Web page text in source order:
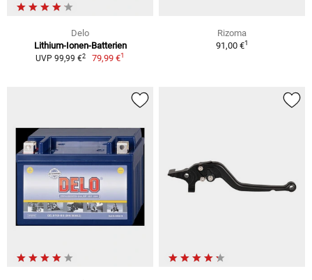
Delo
Lithium-Ionen-Batterien
UVP 99,99 €2 79,99 €1
Rizoma
91,00 €1